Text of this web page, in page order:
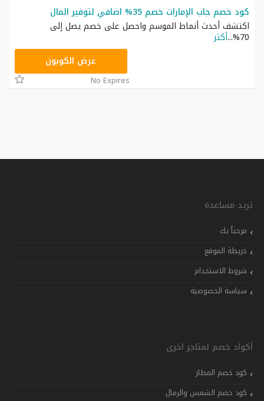
كود خصم جاب الإمارات خصم 35% اضافي لتوفير المال
اكتشف أحدث أنماط الموسم واحصل على خصم يصل إلى
70%
...أكثر
عرض الكوبون
No Expires
تريد مساعدة
مرحباً بك
خريطة الموقع
شروط الاستخدام
سياسة الخصوصية
أكواد خصم لمتاجر اخرى
كود خصم المطار
كود خصم الشمس والرمال